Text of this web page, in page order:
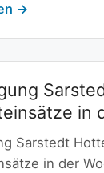
→
in
Sarstedt
in der